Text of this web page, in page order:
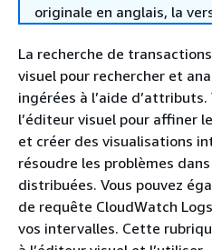
originale en anglais, la
La recherche de
visuel pour rechercher et
ingérées à l’aide
l’éditeur visuel pour affiner
et créer des visualisations
résoudre les problèmes
distribuées. Vous pouvez
de requête CloudWatch
vos intervalles. Cette